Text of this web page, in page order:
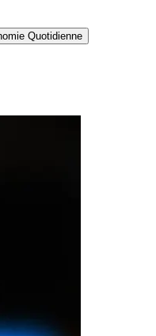
Quotidienne